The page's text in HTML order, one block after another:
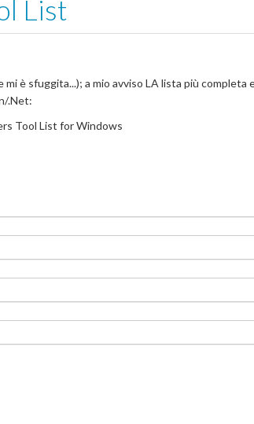
List
mi è sfuggita...); a mio avviso LA lista più
.Net:
Tool List for Windows